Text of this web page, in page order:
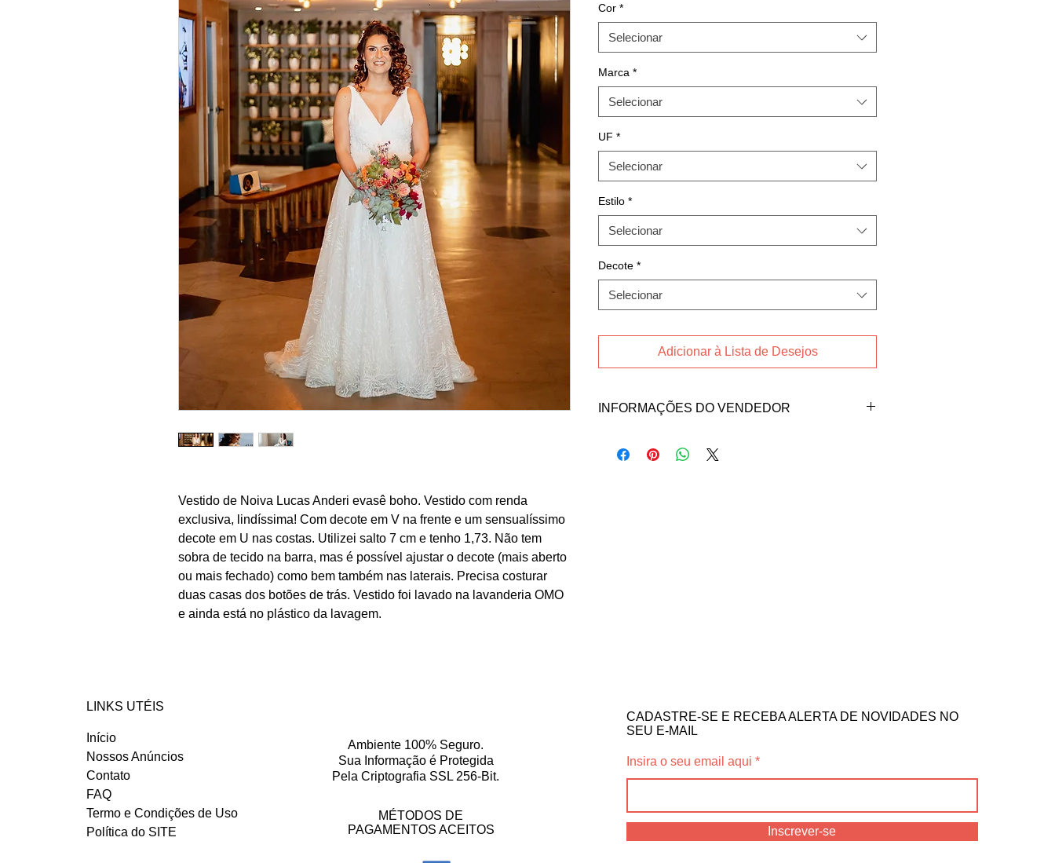
Vestido de Noiva Lucas Anderi evasê boho. Vestido com renda
exclusiva, lindíssima! Com decote em V na frente e um sensualíssimo
decote em U nas costas. Utilizei salto 7 cm e tenho 1,73. Não tem
sobra de tecido na barra, mas é possível ajustar o decote (mais aberto
ou mais fechado) como bem também nas laterais. Precisa costurar
duas casas dos botões de trás. Vestido foi lavado na lavanderia OMO
e ainda está no plástico da lavagem.
Cor *
Selecionar
Marca *
Selecionar
UF *
Selecionar
Estilo *
Selecionar
Decote *
Selecionar
Adicionar à Lista de Desejos
INFORMAÇÕES DO VENDEDOR
no contato abaixo:
LINKS UTÉIS
Início
Nossos Anúncios
Contato
FAQ
Termo e Condições de Uso
Política do SITE
Ambiente 100% Seguro.
Sua Informação é Protegida
Pela Criptografia SSL 256-Bit.
MÉTODOS DE
PAGAMENTOS ACEITOS
CADASTRE-SE E RECEBA ALERTA DE NOVIDADES NO
SEU E-MAIL
Insira o seu email aqui
Inscrever-se